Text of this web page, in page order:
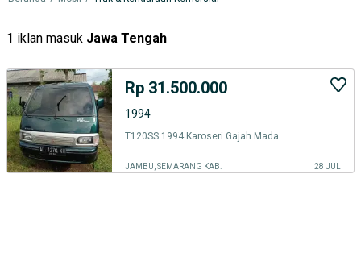
1 iklan masuk Jawa Tengah
Rp 31.500.000
1994
T120SS 1994 Karoseri Gajah Mada
JAMBU, SEMARANG KAB. 28 JUL